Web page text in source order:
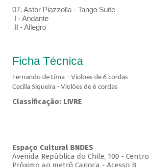
07. Astor Piazzolla - Tango Suite
I - Andante
II - Allegro
Ficha Técnica
Fernando de Lima – Violões de 6 cordas
Cecília Siqueira - Violões de 6 cordas
Classificação: LIVRE
Espaço Cultural BNDES
Avenida República do Chile, 100 - Centro